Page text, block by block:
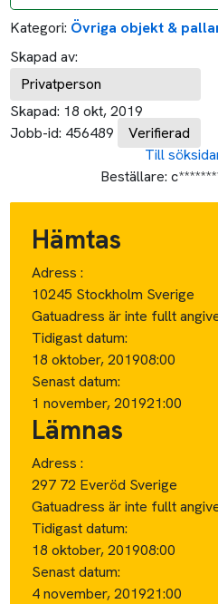
Kategori: Övriga objekt &
Skapad av:
Privatperson
Skapad: 18 okt, 2019
Jobb-id: 456489 Verifierad
Till
Beställare:
Hämtas
Adress :
10245 Stockholm Sverige
Gatuadress är inte fullt
Tidigast datum:
18 oktober, 201908:00
Senast datum:
1 november, 201921:00
Lämnas
Adress :
297 72 Everöd Sverige
Gatuadress är inte fullt
Tidigast datum:
18 oktober, 201908:00
Senast datum:
4 november, 201921:00